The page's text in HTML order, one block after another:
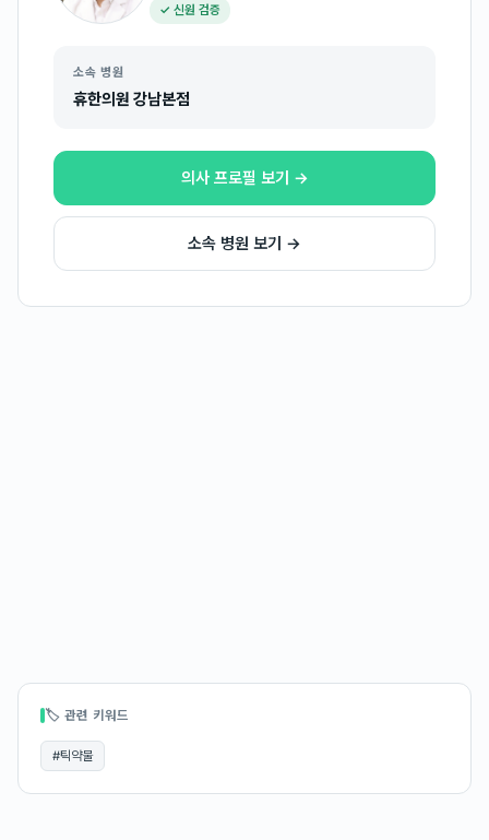
✓ 신원 검증
소속 병원
휴한의원 강남본점
의사 프로필 보기 →
소속 병원 보기 →
🏷 관련 키워드
#틱약물